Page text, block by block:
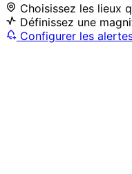
Choisissez les lieux
Définissez une
Configurer les